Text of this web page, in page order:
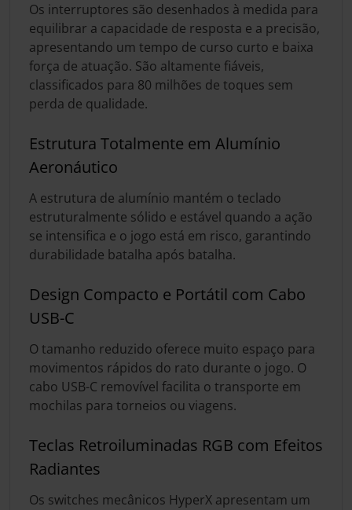
Os interruptores são desenhados à medida para
equilibrar a capacidade de resposta e a precisão,
apresentando um tempo de curso curto e baixa
força de atuação. São altamente fiáveis,
classificados para 80 milhões de toques sem
perda de qualidade.
Estrutura Totalmente em Alumínio
Aeronáutico
A estrutura de alumínio mantém o teclado
estruturalmente sólido e estável quando a ação
se intensifica e o jogo está em risco, garantindo
durabilidade batalha após batalha.
Design Compacto e Portátil com Cabo
USB-C
O tamanho reduzido oferece muito espaço para
movimentos rápidos do rato durante o jogo. O
cabo USB-C removível facilita o transporte em
mochilas para torneios ou viagens.
Teclas Retroiluminadas RGB com Efeitos
Radiantes
Os switches mecânicos HyperX apresentam um